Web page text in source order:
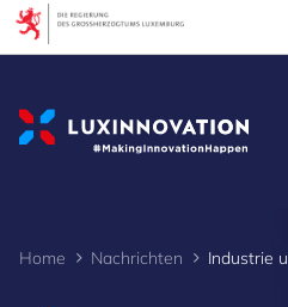
Home Nachrichten
Cookies management panel